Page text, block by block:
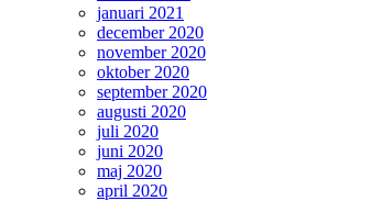
januari 2021
december 2020
november 2020
oktober 2020
september 2020
augusti 2020
juli 2020
juni 2020
maj 2020
april 2020